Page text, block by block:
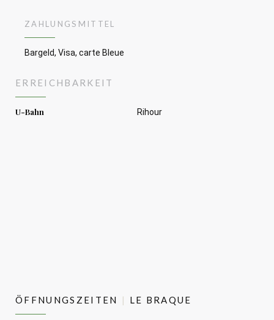
ZAHLUNGSMITTEL
Bargeld, Visa, carte Bleue
ERREICHBARKEIT
U-Bahn Rihour
ÖFFNUNGSZEITEN LE BRAQUE